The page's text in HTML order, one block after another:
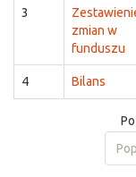
3
zmian w
funduszu
4 Bilans